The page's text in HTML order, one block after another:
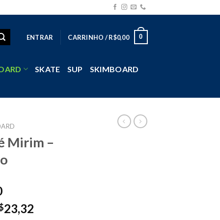
ENTRAR CARRINHO /R$0,00 0
SKATE SUP SKIMBOARD
Mirim –
23,32